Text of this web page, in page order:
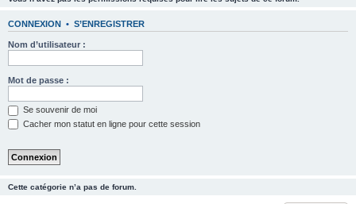
e
CONNEXION • S’ENREGISTRER
Nom d’utilisateur :
Mot de passe :
Se souvenir de moi
Cacher mon statut en ligne pour cette session
Cette catégorie n’a pas de forum.